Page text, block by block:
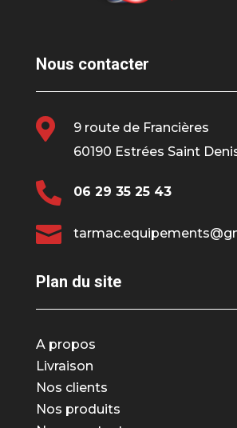
Nous contacter

9 route de Francières
60190 Estrées Saint
 06 29 35 25 43

Plan du site
A propos
Livraison
Nos clients
Nos produits